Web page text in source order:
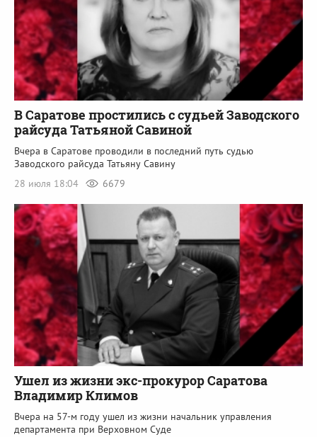
В Саратове простились с судьей Заводского
райсуда Татьяной Савиной
Вчера в Саратове проводили в последний путь судью
Заводского райсуда Татьяну Савину
28 июля 18:04
6679
Ушел из жизни экс-прокурор Саратова
Владимир Климов
Вчера на 57-м году ушел из жизни начальник управления
департамента при Верховном Суде